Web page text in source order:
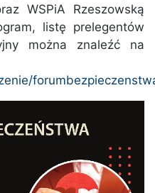
WSPiA Rzeszowską
listę prelegentów
można znaleźć na